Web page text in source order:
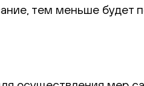
тем меньше будет